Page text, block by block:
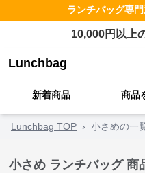
ランチバッグ専
10,000円以上
Lunchbag
新着商品 商品
Lunchbag TOP › 小さめの一
小さめ ランチバッグ 商